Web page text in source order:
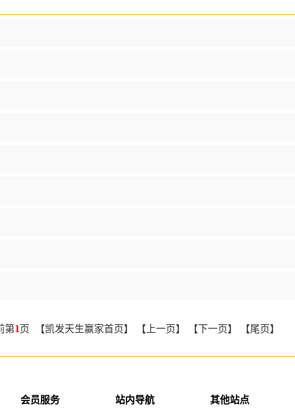
第1页 【凯发天生赢家首页】 【上一页】 【下一页】 【尾页】
会员服务 站内导航 其他站点